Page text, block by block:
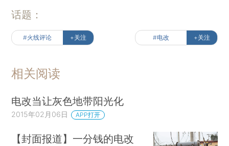
话题：
#火线评论 +关注 #电改 +关注
相关阅读
电改当让灰色地带阳光化
2015年02月06日 APP打开
【封面报道】一分钱的电改